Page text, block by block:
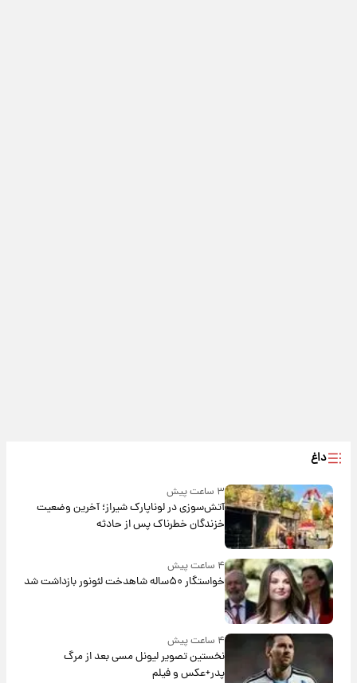
داغ
۳ ساعت پیش
آتش‌سوزی در لوناپارک شیراز؛ آخرین وضعیت
خزندگان خطرناک پس از حادثه
۴ ساعت پیش
خواستگار ۵۰ساله شاهدخت لئونور بازداشت شد
نخستین تصویر لیونل مسی بعد از مرگ
پدر+عکس و فیلم